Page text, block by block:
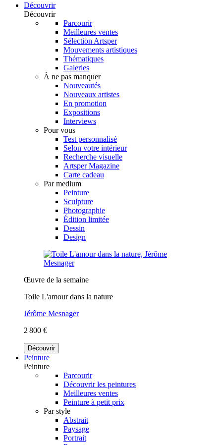
Découvrir
Découvrir
Parcourir
Meilleures ventes
Sélection Artsper
Mouvements artistiques
Thématiques
Galeries
À ne pas manquer
Nouveautés
Nouveaux artistes
En promotion
Expositions
Interviews
Pour vous
Test personnalisé
Selon votre intérieur
Recherche visuelle
Artsper Magazine
Carte cadeau
Par medium
Peinture
Sculpture
Photographie
Édition limitée
Dessin
Design
Œuvre de la semaine
Toile L'amour dans la nature
Jérôme Mesnager
2 800 €
Découvrir
Peinture
Peinture
Parcourir
Découvrir les peintures
Meilleures ventes
Peinture à petit prix
Par style
Abstrait
Paysage
Portrait